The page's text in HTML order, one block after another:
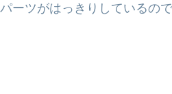
ーツがはっきりしているの